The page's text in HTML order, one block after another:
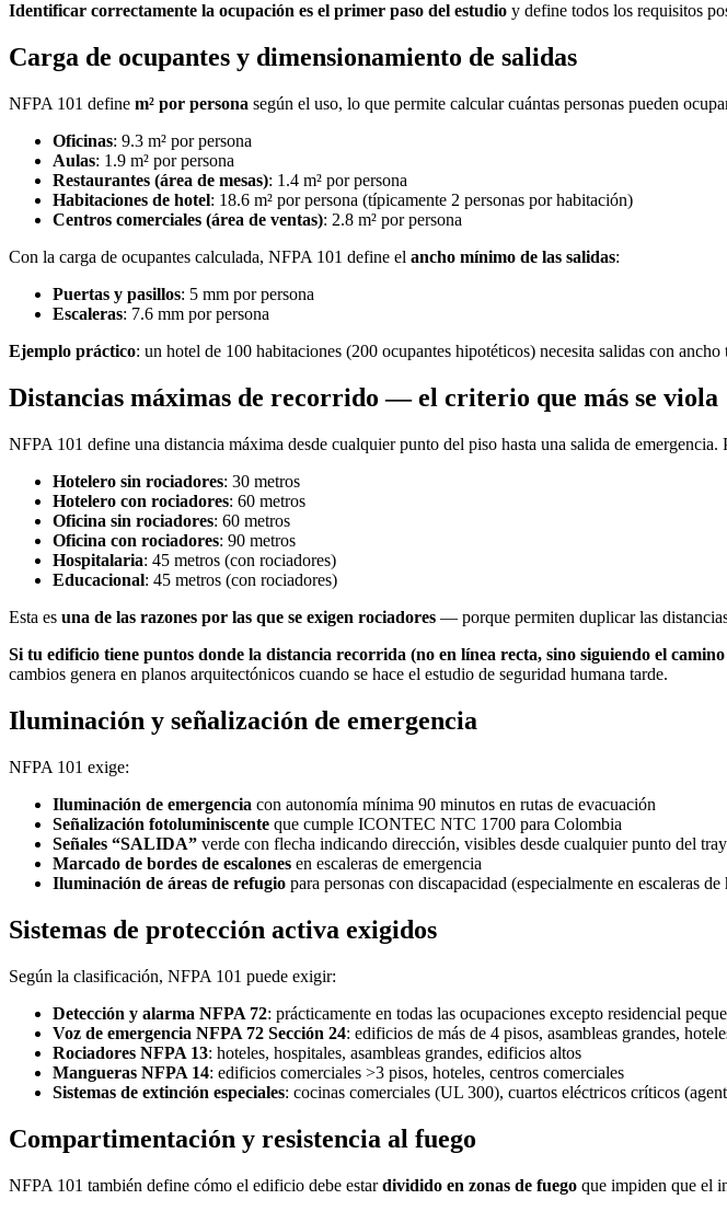
Identificar correctamente la ocupación es el primer paso del estudio y define todos los requisitos
Carga de ocupantes y dimensionamiento de salidas
NFPA 101 define m² por persona según el uso, lo que permite calcular cuántas personas pueden
Oficinas: 9.3 m² por persona
Aulas: 1.9 m² por persona
Restaurantes (área de mesas): 1.4 m² por persona
Habitaciones de hotel: 18.6 m² por persona (típicamente 2 personas por habitación)
Centros comerciales (área de ventas): 2.8 m² por persona
Con la carga de ocupantes calculada, NFPA 101 define el ancho mínimo de las salidas:
Puertas y pasillos: 5 mm por persona
Escaleras: 7.6 mm por persona
Ejemplo práctico: un hotel de 100 habitaciones (200 ocupantes hipotéticos) necesita salidas con
Distancias máximas de recorrido — el criterio que más se viola
NFPA 101 define una distancia máxima desde cualquier punto del piso hasta una salida de emergencia.
Hotelero sin rociadores: 30 metros
Hotelero con rociadores: 60 metros
Oficina sin rociadores: 60 metros
Oficina con rociadores: 90 metros
Hospitalaria: 45 metros (con rociadores)
Educacional: 45 metros (con rociadores)
Esta es una de las razones por las que se exigen rociadores — porque permiten duplicar las
Si tu edificio tiene puntos donde la distancia recorrida (no en línea recta, sino siguiendo el
cambios genera en planos arquitectónicos cuando se hace el estudio de seguridad humana tarde.
Iluminación y señalización de emergencia
NFPA 101 exige:
Iluminación de emergencia con autonomía mínima 90 minutos en rutas de evacuación
Señalización fotoluminiscente que cumple ICONTEC NTC 1700 para Colombia
Señales “SALIDA” verde con flecha indicando dirección, visibles desde cualquier punto del
Marcado de bordes de escalones en escaleras de emergencia
Iluminación de áreas de refugio para personas con discapacidad (especialmente en escaleras
Sistemas de protección activa exigidos
Según la clasificación, NFPA 101 puede exigir:
Detección y alarma NFPA 72: prácticamente en todas las ocupaciones excepto residencial
Voz de emergencia NFPA 72 Sección 24: edificios de más de 4 pisos, asambleas grandes,
Rociadores NFPA 13: hoteles, hospitales, asambleas grandes, edificios altos
Mangueras NFPA 14: edificios comerciales >3 pisos, hoteles, centros comerciales
Sistemas de extinción especiales: cocinas comerciales (UL 300), cuartos eléctricos críticos
Compartimentación y resistencia al fuego
NFPA 101 también define cómo el edificio debe estardividido en zonas de fuego que impiden que el